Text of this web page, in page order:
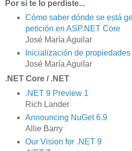
Por si te lo perdiste...
Cómo saber dónde se está
petición en ASP.NET Core
José María Aguilar
Inicialización de
José María Aguilar
.NET Core / .NET
.NET 9 Preview 1
Rich Lander
Announcing NuGet 6.9
Allie Barry
Our Vision for .NET 9